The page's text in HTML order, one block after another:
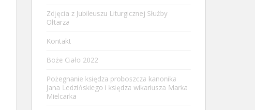
Zdjęcia z Jubileuszu Liturgicznej Służby
Ołtarza
Kontakt
Boże Ciało 2022
Pożegnanie księdza proboszcza kanonika
Jana Ledzińskiego i księdza wikariusza Marka
Mielcarka